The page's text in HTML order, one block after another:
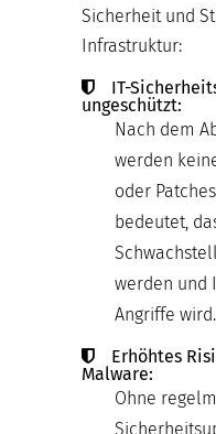
Sicherheit und
Infrastruktur:
IT-
ungeschützt:
Nach dem
werden
oder
bedeutet,
werden und
Angriffe wird.
Erhöhtes
Malware:
Ohne